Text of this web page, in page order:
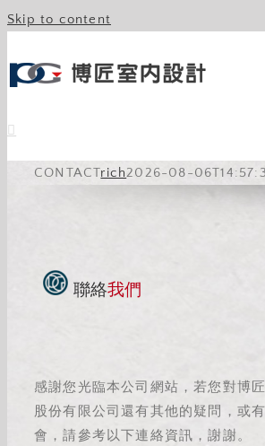
Skip to content
CONTACTrich2026-08-
聯絡我們
感謝您光臨本公司網站，若您對博
股份有限公司還有其他的疑問，或
會，請參考以下連絡資訊，謝謝。